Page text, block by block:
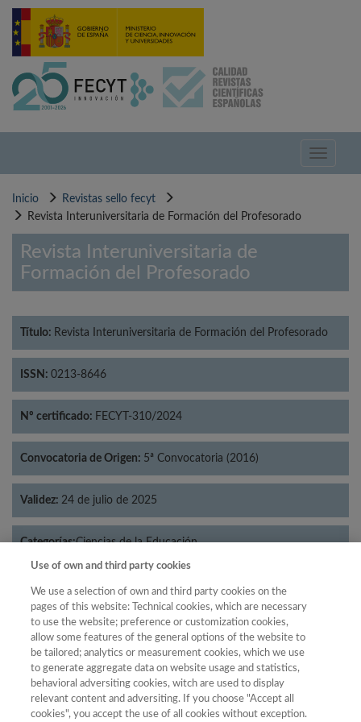
Pasar
contenido
Toggle
Inicio
Revistas sello fecyt
Revista Interuniversitaria de Formación del Profesorado
Revista Interuniversitaria de
Formación del Profesorado
Título: Revista Interuniversitaria de Formación del Profesorado
ISSN: 0213-8646
Nº certificado: FECYT-310/2024
Convocatoria de Origen: 5ª Convocatoria (2016)
Validez: 24 de julio de 2025
Categorías:Ciencias de la Educación
Año
Año Filtrar
Use of own and third party cookies
We use a selection of own and third party cookies on the
pages of this website: Technical cookies, which are necessary
to use the website; preference or customization cookies,
allow some features of the general options of the website to
be tailored; analytics or measurement cookies, which we use
to generate aggregate data on website usage and statistics,
behavioral adversiting cookies, witch are used to display
relevant content and adversiting. If you choose "Accept all
cookies", you accept the use of all cookies without exception.